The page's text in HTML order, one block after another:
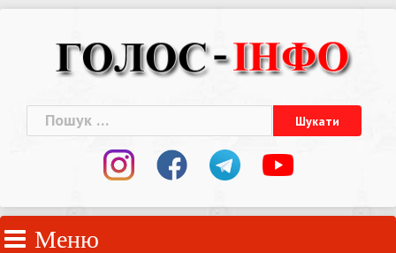
Пошук:
Меню